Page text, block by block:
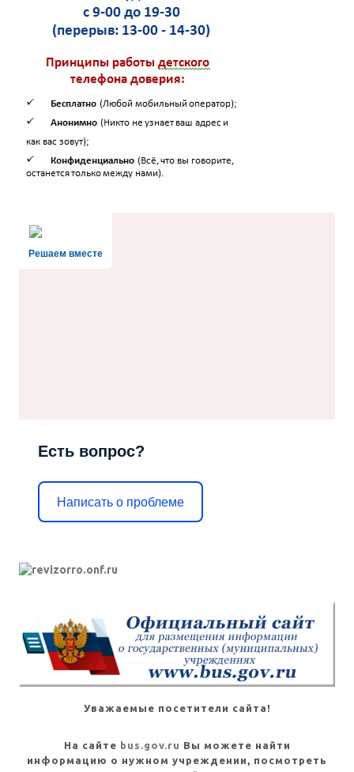
Решаем вместе
Есть вопрос?
Написать о проблеме
Уважаемые посетители сайта!
На сайте bus.gov.ru Вы можете найти
информацию о нужном учреждении, посмотреть